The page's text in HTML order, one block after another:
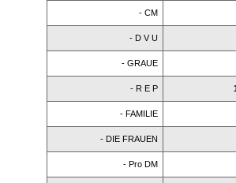
- CM
- D V U
- GRAUE
- R E P
- FAMILIE
- DIE FRAUEN
- Pro DM